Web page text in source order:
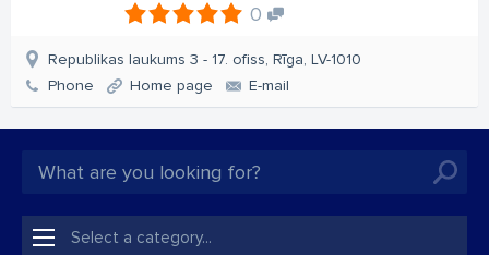
0
Republikas laukums 3 - 17. ofiss, Rīga, LV-1010
Phone
Home page E-mail